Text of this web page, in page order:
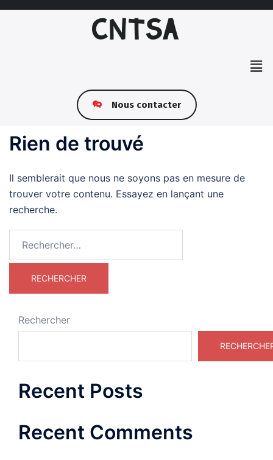
Nous contacter
Rien de trouvé
Il semblerait que nous ne soyons pas en mesure de
trouver votre contenu. Essayez en lançant une
recherche.
Rechercher
Recent Posts
Recent Comments